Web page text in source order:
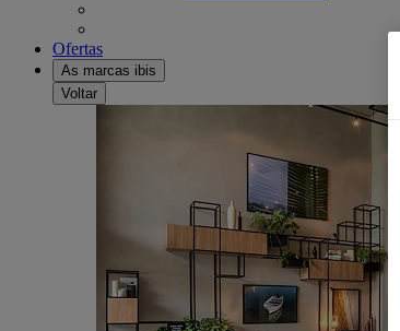
Ofertas
As marcas ibis
Voltar